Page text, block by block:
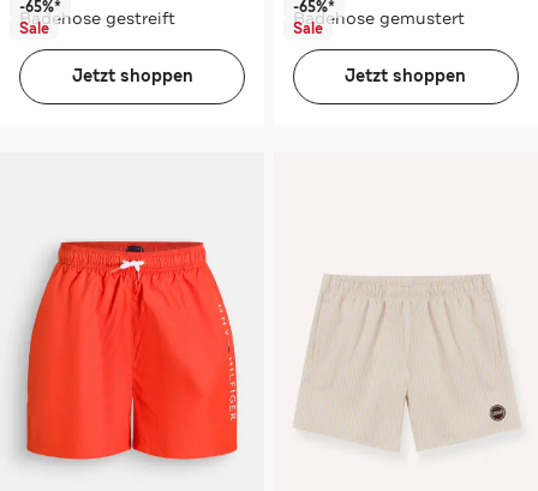
Badehose gestreift
-65%*
Sale
Jetzt shoppen
Badehose gemustert
-65%*
Sale
Jetzt shoppen